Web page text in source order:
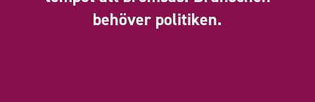
behöver politiken.